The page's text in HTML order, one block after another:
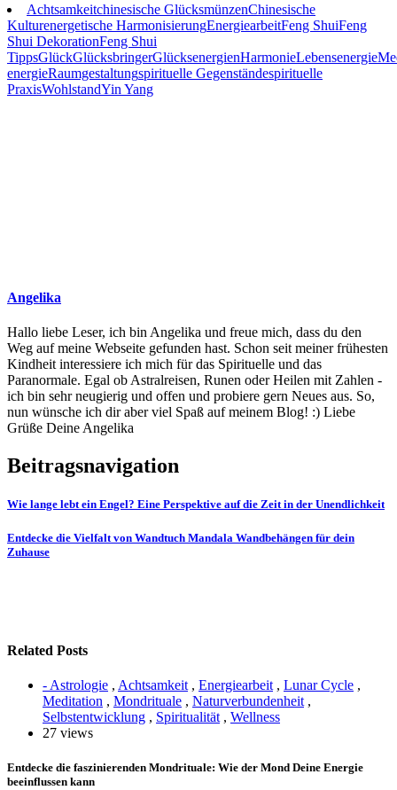
Achtsamkeitchinesische GlücksmünzenChinesische
Kulturenergetische HarmonisierungEnergiearbeitFeng ShuiFeng
Shui DekorationFeng Shui
TippsGlückGlücksbringerGlücksenergienHarmonieLebensenergie
energieRaumgestaltungspirituelle Gegenständespirituelle
PraxisWohlstandYin Yang
Angelika
Hallo liebe Leser, ich bin Angelika und freue mich, dass du den
Weg auf meine Webseite gefunden hast. Schon seit meiner frühesten
Kindheit interessiere ich mich für das Spirituelle und das
Paranormale. Egal ob Astralreisen, Runen oder Heilen mit Zahlen -
ich bin sehr neugierig und offen und probiere gern Neues aus. So,
nun wünsche ich dir aber viel Spaß auf meinem Blog! :) Liebe
Grüße Deine Angelika
Beitragsnavigation
Wie lange lebt ein Engel? Eine Perspektive auf die Zeit in der Unendlichkeit
Entdecke die Vielfalt von Wandtuch Mandala Wandbehängen für dein
Zuhause
Related Posts
- Astrologie , Achtsamkeit , Energiearbeit , Lunar Cycle ,
Meditation , Mondrituale , Naturverbundenheit ,
Selbstentwicklung , Spiritualität , Wellness
27 views
Entdecke die faszinierenden Mondrituale: Wie der Mond Deine Energie
beeinflussen kann